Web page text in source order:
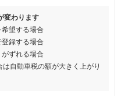
変わります
望する場合
録する場合
ずれる場合
は自動車税の額が大きく上がり